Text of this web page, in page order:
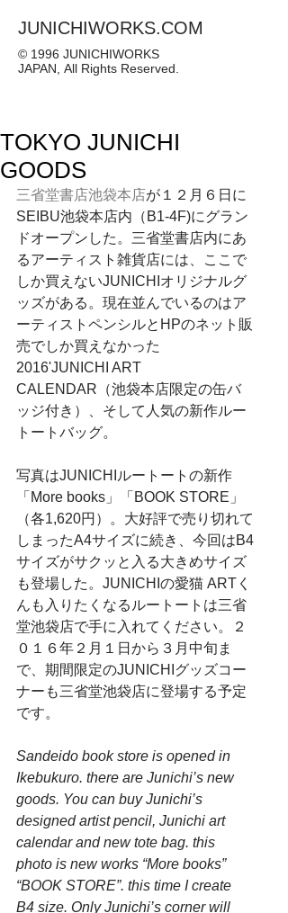
JUNICHIWORKS.COM
© 1996 JUNICHIWORKS
JAPAN, All Rights Reserved.
TOKYO JUNICHI
GOODS
三省堂書店池袋本店が１２月６日に
SEIBU池袋本店内（B1-4F)にグラン
ドオープンした。三省堂書店内にあ
るアーティスト雑貨店には、ここで
しか買えないJUNICHIオリジナルグ
ッズがある。現在並んでいるのはア
ーティストペンシルとHPのネット販
売でしか買えなかった
2016'JUNICHI ART
CALENDAR（池袋本店限定の缶バ
ッジ付き）、そして人気の新作ルー
トートバッグ。
写真はJUNICHIルートートの新作
「More books」「BOOK STORE」
（各1,620円）。大好評で売り切れて
しまったA4サイズに続き、今回はB4
サイズがサクッと入る大きめサイズ
も登場した。JUNICHIの愛猫 ARTく
んも入りたくなるルートートは三省
堂池袋店で手に入れてください。２
０１６年２月１日から３月中旬ま
で、期間限定のJUNICHIグッズコー
ナーも三省堂池袋店に登場する予定
です。
Sandeido book store is opened in
Ikebukuro. there are Junichi’s new
goods. You can buy Junichi’s
designed artist pencil, Junichi art
calendar and new tote bag. this
photo is new works “More books”
“BOOK STORE”. this time I create
B4 size. Only Junichi’s corner will